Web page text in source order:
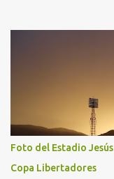
Foto del Estadio
Copa Libertadores